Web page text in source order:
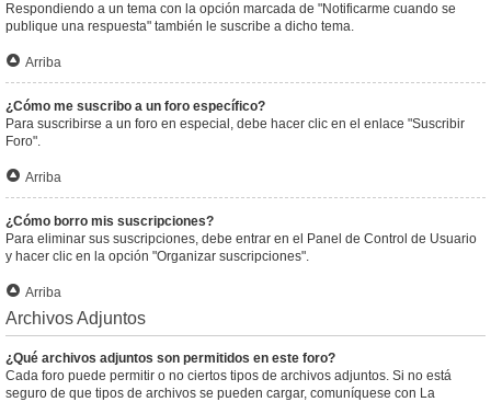
Respondiendo a un tema con la opción marcada de "Notificarme cuando se
publique una respuesta" también le suscribe a dicho tema.
Arriba
¿Cómo me suscribo a un foro específico?
Para suscribirse a un foro en especial, debe hacer clic en el enlace "Suscribir
Foro".
Arriba
¿Cómo borro mis suscripciones?
Para eliminar sus suscripciones, debe entrar en el Panel de Control de Usuario
y hacer clic en la opción "Organizar suscripciones".
Arriba
Archivos Adjuntos
¿Qué archivos adjuntos son permitidos en este foro?
Cada foro puede permitir o no ciertos tipos de archivos adjuntos. Si no está
seguro de que tipos de archivos se pueden cargar, comuníquese con La